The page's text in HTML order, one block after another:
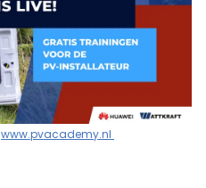
www.pvacademy.nl